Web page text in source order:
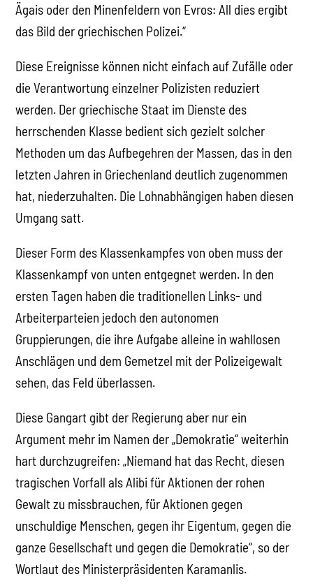
Ägais oder den Minenfeldern von Evros: All dies ergibt
das Bild der griechischen Polizei.“
Diese Ereignisse können nicht einfach auf Zufälle oder
die Verantwortung einzelner Polizisten reduziert
werden. Der griechische Staat im Dienste des
herrschenden Klasse bedient sich gezielt solcher
Methoden um das Aufbegehren der Massen, das in den
letzten Jahren in Griechenland deutlich zugenommen
hat, niederzuhalten. Die Lohnabhängigen haben diesen
Umgang satt.
Dieser Form des Klassenkampfes von oben muss der
Klassenkampf von unten entgegnet werden. In den
ersten Tagen haben die traditionellen Links- und
Arbeiterparteien jedoch den autonomen
Gruppierungen, die ihre Aufgabe alleine in wahllosen
Anschlägen und dem Gemetzel mit der Polizeigewalt
sehen, das Feld überlassen.
Diese Gangart gibt der Regierung aber nur ein
Argument mehr im Namen der „Demokratie“ weiterhin
hart durchzugreifen: „Niemand hat das Recht, diesen
tragischen Vorfall als Alibi für Aktionen der rohen
Gewalt zu missbrauchen, für Aktionen gegen
unschuldige Menschen, gegen ihr Eigentum, gegen die
ganze Gesellschaft und gegen die Demokratie“, so der
Wortlaut des Ministerpräsidenten Karamanlis.